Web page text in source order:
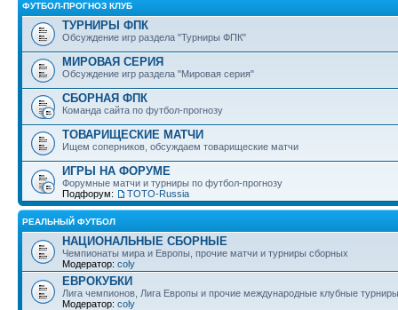
ФУТБОЛ-ПРОГНОЗ КЛУБ
ТУРНИРЫ ФПК
Обсуждение игр раздела "Турниры ФПК"
МИРОВАЯ СЕРИЯ
Обсуждение игр раздела "Мировая серия"
СБОРНАЯ ФПК
Команда сайта по футбол-прогнозу
ТОВАРИЩЕСКИЕ МАТЧИ
Ищем соперников, обсуждаем товарищеские матчи
ИГРЫ НА ФОРУМЕ
Форумные матчи и турниры по футбол-прогнозу
Подфорум:
ТОТО-Russia
РЕАЛЬНЫЙ ФУТБОЛ
НАЦИОНАЛЬНЫЕ СБОРНЫЕ
Чемпионаты мира и Европы, прочие матчи и турниры сборных
Модератор: coly
ЕВРОКУБКИ
Лига чемпионов, Лига Европы и прочие международные клубные турниры
Модератор: coly